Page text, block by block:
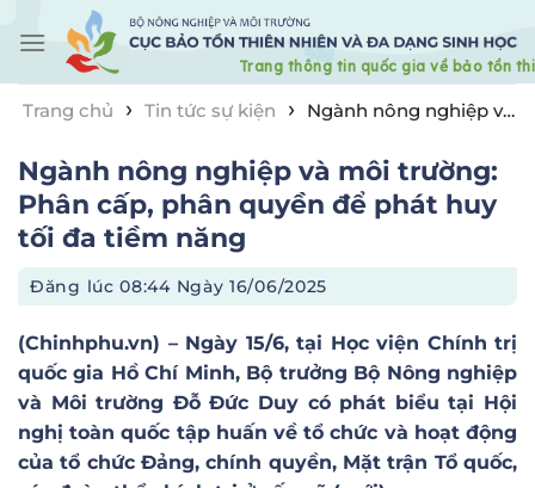
content
Trang chủ
› Tin tức sự kiện ›
Ngành nông nghiệp và
tiềm năng
Ngành nông nghiệp và môi trường:
Phân cấp, phân quyền để phát huy
tối đa tiềm năng
Đăng lúc08:44 Ngày 16/06/2025
(Chinhphu.vn) – Ngày 15/6, tại Học viện Chính trị
quốc gia Hồ Chí Minh, Bộ trưởng Bộ Nông nghiệp
và Môi trường Đỗ Đức Duy có phát biểu tại Hội
nghị toàn quốc tập huấn về tổ chức và hoạt động
của tổ chức Đảng, chính quyền, Mặt trận Tổ quốc,